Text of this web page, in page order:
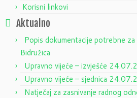
Korisni linkovi
Aktualno
Popis dokumentacije potrebne za
Bidružica
Upravno vijeće – izvješće
Upravno vijeće – sjednica
Natječaj za zasnivanje radnog